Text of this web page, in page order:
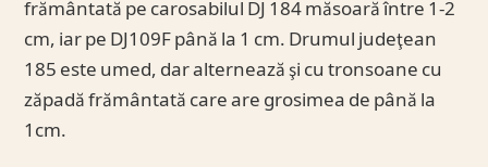
frământată pe carosabilul DJ 184 măsoară între 1-2
cm, iar pe DJ109F până la 1 cm. Drumul judeţean
185 este umed, dar alternează şi cu tronsoane cu
zăpadă frământată care are grosimea de până la
1cm.